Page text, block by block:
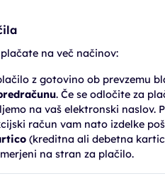
na več načinov:
z gotovino ob prevzemu
. Če se odločite za
na vaš elektronski naslov.
račun vam nato izdelke
(kreditna ali debetna
na stran za plačilo.